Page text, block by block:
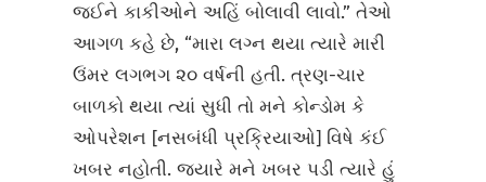
જઈને કાકીઓને અહિં બોલાવી લાવો.” તેઓ
આગળ કહે છે, “મારા લગ્ન થયા ત્યારે મારી
ઉંમર લગભગ ૨૦ વર્ષની હતી. ત્રણ-ચાર
બાળકો થયા ત્યાં સુધી તો મને કોન્ડોમ કે
ઓપરેશન [નસબંધી પ્રક્રિયાઓ] વિષે કંઈ
ખબર નહોતી. જ્યારે મને ખબર પડી ત્યારે હું